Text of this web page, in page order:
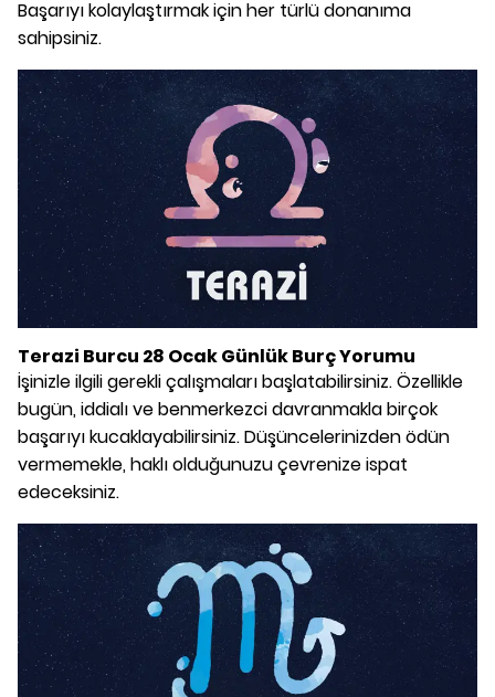
Başarıyı kolaylaştırmak için her türlü donanıma
sahipsiniz.
Terazi Burcu 28 Ocak Günlük Burç Yorumu
İşinizle ilgili gerekli çalışmaları başlatabilirsiniz. Özellikle
bugün, iddialı ve benmerkezci davranmakla birçok
başarıyı kucaklayabilirsiniz. Düşüncelerinizden ödün
vermemekle, haklı olduğunuzu çevrenize ispat
edeceksiniz.